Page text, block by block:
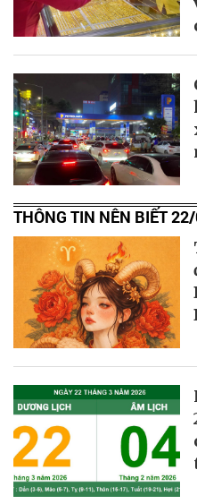
THÔNG TIN NÊN BIẾT